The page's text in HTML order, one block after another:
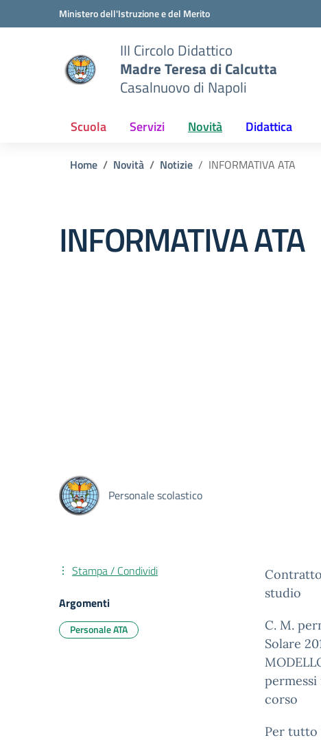
Vai ai contenuti
Vai al menu di navigazioneMinistero dell'Istruzione e del Merito
III Circolo Didattico
Madre Teresa di Calcutta
Casalnuovo di Napoli
Scuola Servizi Novità Didattica
Home Novità Notizie INFORMATIVA ATA
INFORMATIVA ATA
Personale scolastico
studio
C. M.
Solare
corso
Per tutto
Stampa / Condividi
Argomenti
Personale ATA